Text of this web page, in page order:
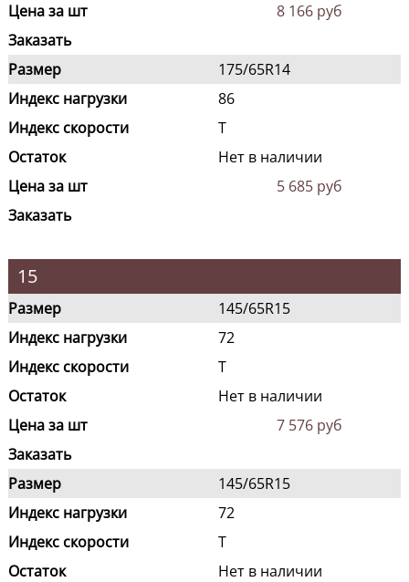
Цена за шт
8 166 руб
Заказать
Размер
175/65R14
Индекс нагрузки
86
Индекс скорости
T
Остаток
Нет в наличии
Цена за шт
5 685 руб
Заказать
15
Размер
145/65R15
Индекс нагрузки
72
Индекс скорости
T
Остаток
Нет в наличии
Цена за шт
7 576 руб
Заказать
Размер
145/65R15
Индекс нагрузки
72
Индекс скорости
T
Остаток
Нет в наличии